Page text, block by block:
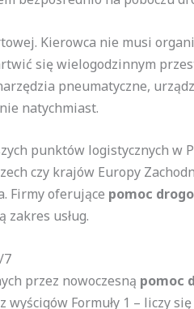
Kierowca nie musi
się wielogodzinnym
pneumatyczne,
natychmiast.
punktów logistycznych w
czy krajów Europy
Firmy oferujące pomoc
usług.
7
przez nowoczesną pomoc
Formuły 1 – liczy